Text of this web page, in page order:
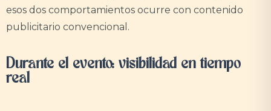
esos dos comportamientos ocurre con contenido
publicitario convencional.
Durante el evento: visibilidad en tiempo
real